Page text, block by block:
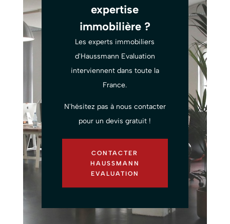
expertise
immobilière ?
Les experts immobiliers
d'Haussmann Evaluation
interviennent dans toute la
France.
N'hésitez pas à nous contacter
pour un devis gratuit !
CONTACTER
HAUSSMANN
EVALUATION